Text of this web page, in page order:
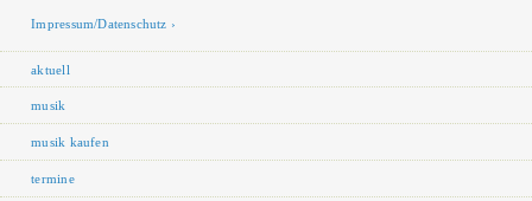
Impressum/Datenschutz
aktuell
musik
musik kaufen
termine